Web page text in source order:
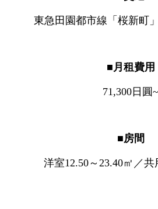
東急田園都市線「桜新町
■月租費用
71,300日圓~
■房間
洋室12.50～23.40㎡／